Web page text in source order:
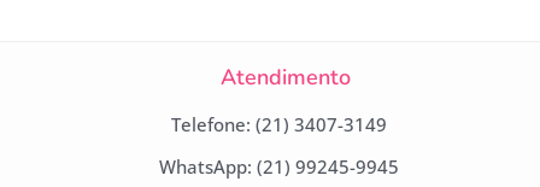
Atendimento
Telefone: (21) 3407-3149
WhatsApp: (21) 99245-9945